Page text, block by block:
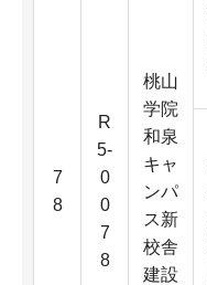
7
8
R
5-
0
0
7
8
桃山
学院
和泉
キャ
ンパ
ス新
校舎
建設